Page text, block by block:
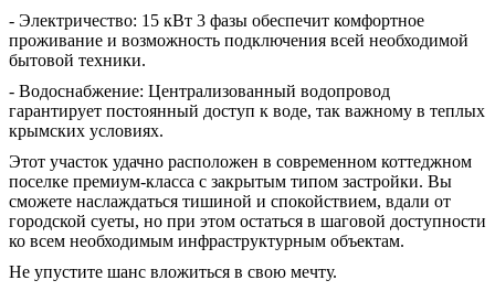
- Электричество: 15 кВт 3 фазы обеспечит комфортное
проживание и возможность подключения всей необходимой
бытовой техники.
- Водоснабжение: Централизованный водопровод
гарантирует постоянный доступ к воде, так важному в теплых
крымских условиях.
Этот участок удачно расположен в современном коттеджном
поселке премиум-класса с закрытым типом застройки. Вы
сможете наслаждаться тишиной и спокойствием, вдали от
городской суеты, но при этом остаться в шаговой доступности
ко всем необходимым инфраструктурным объектам.
Не упустите шанс вложиться в свою мечту.